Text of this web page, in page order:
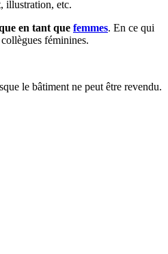
illustration, etc.
en tant que femmes. En ce qui
féminines.
le bâtiment ne peut être revendu.